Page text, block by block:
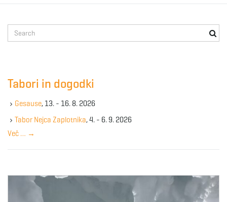
e
e
y
w
r
Tabori in dogodki
Gesause, 13. - 16. 8. 2026
Tabor Nejca Zaplotnika, 4. - 6. 9. 2026
Več … →